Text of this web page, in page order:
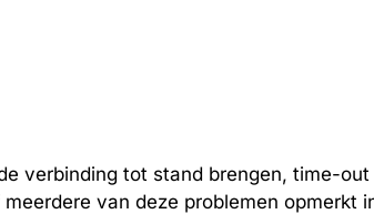
verbinding tot stand brengen, time-
meerdere van deze problemen opmerkt